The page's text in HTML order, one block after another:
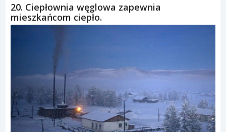
20. Ciepłownia węglowa zapewnia
mieszkańcom ciepło.